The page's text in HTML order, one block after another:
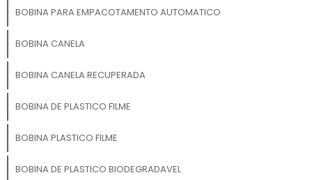
BOBINA PARA EMPACOTAMENTO AUTOMATICO
BOBINA CANELA
BOBINA CANELA RECUPERADA
BOBINA DE PLASTICO FILME
BOBINA PLASTICO FILME
BOBINA DE PLASTICO BIODEGRADAVEL